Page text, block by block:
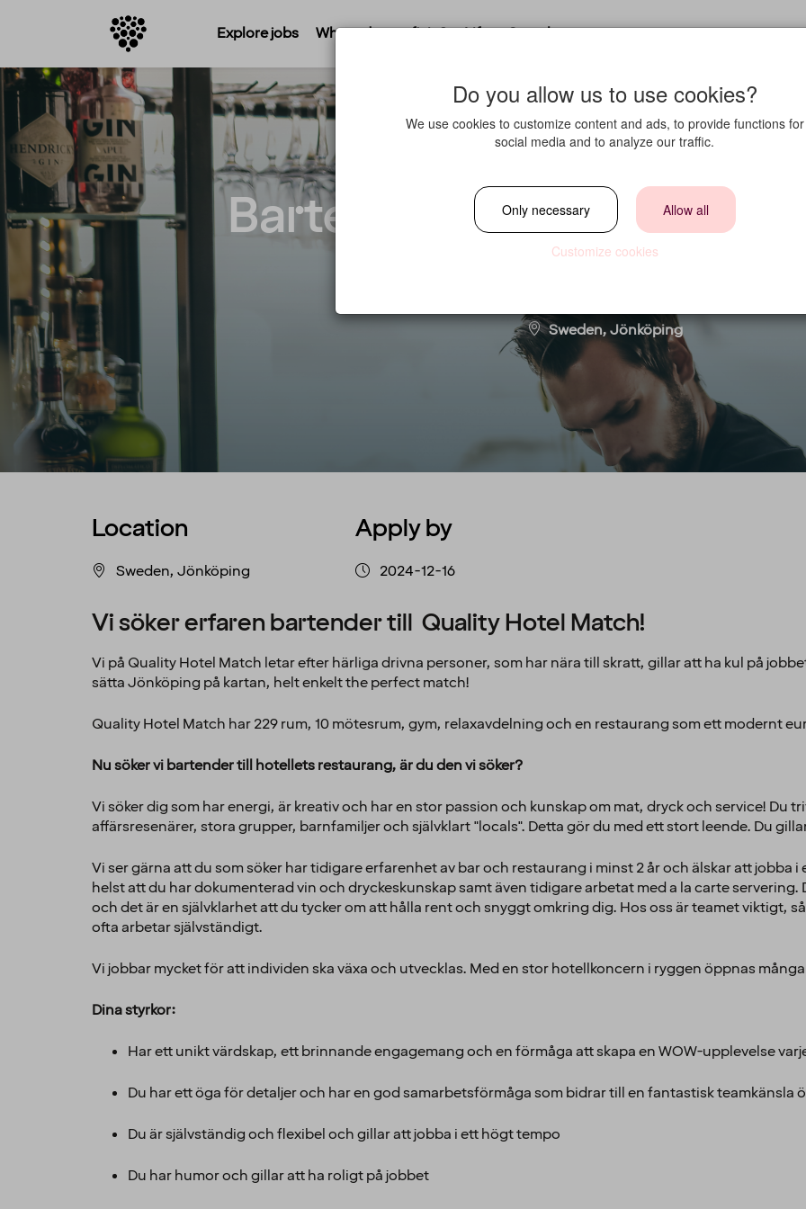
Explore jobs Where do you fit in? Life at Strawberry
Bartender på Quality
Sweden, Jönköping
Location
Sweden, Jönköping
Apply by
2024-12-16
Vi söker erfaren bartender till Quality Hotel Match!
Vi på Quality Hotel Match letar efter härliga drivna personer, som har nära till skratt, gillar att ha kul på
sätta Jönköping på kartan, helt enkelt the perfect match!
Quality Hotel Match har 229 rum, 10 mötesrum, gym, relaxavdelning och en restaurang som ett modernt
Nu söker vi bartender till hotellets restaurang, är du den vi söker?
Vi söker dig som har energi, är kreativ och har en stor passion och kunskap om mat, dryck och service! Du
affärsresenärer, stora grupper, barnfamiljer och självklart "locals". Detta gör du med ett stort leende. Du
Vi ser gärna att du som söker har tidigare erfarenhet av bar och restaurang i minst 2 år och älskar att jobba
helst att du har dokumenterad vin och dryckeskunskap samt även tidigare arbetat med a la carte
och det är en självklarhet att du tycker om att hålla rent och snyggt omkring dig. Hos oss är teamet viktigt,
ofta arbetar självständigt.
Vi jobbar mycket för att individen ska växa och utvecklas. Med en stor hotellkoncern i ryggen öppnas
Dina styrkor:
Har ett unikt värdskap, ett brinnande engagemang och en förmåga att skapa en WOW-upplevelse
Du har ett öga för detaljer och har en god samarbetsförmåga som bidrar till en fantastisk teamkänsla
Du är självständig och flexibel och gillar att jobba i ett högt tempo
Du har humor och gillar att ha roligt på jobbet
Do you allow us to use cookies?
We use cookies to customize content and ads, to provide functions for
social media and to analyze our traffic.
Only necessary Allow all
Customize cookies